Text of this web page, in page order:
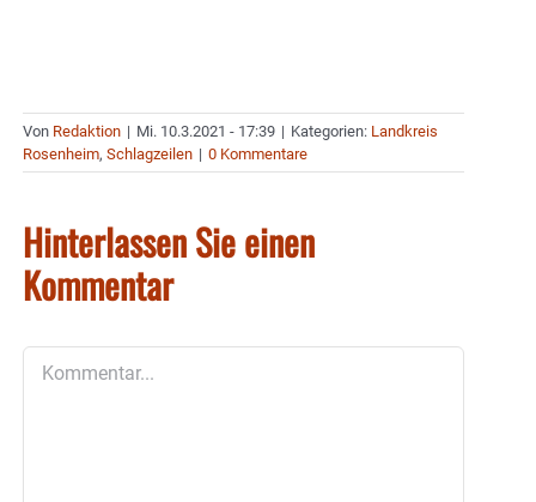
Von Redaktion | Mi. 10.3.2021 - 17:39 | Kategorien: Landkreis
Rosenheim, Schlagzeilen | 0 Kommentare
Hinterlassen Sie einen
Kommentar